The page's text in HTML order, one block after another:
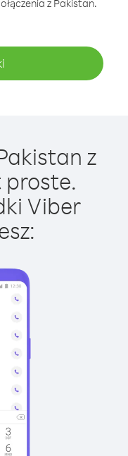
z Pakistan.
z
proste.
Viber